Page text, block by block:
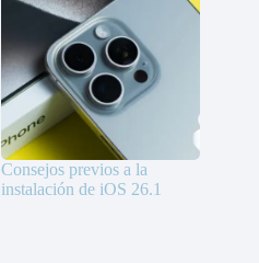
Consejos previos a la
instalación de iOS 26.1